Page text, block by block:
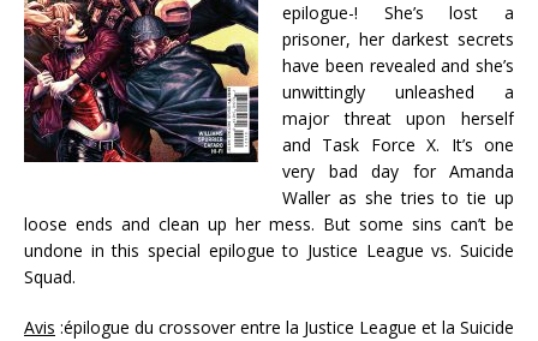
epilogue-! She’s lost a
prisoner, her darkest secrets
have been revealed and she’s
unwittingly unleashed a
major threat upon herself
and Task Force X. It’s one
very bad day for Amanda
Waller as she tries to tie up
loose ends and clean up her mess. But some sins can’t be
undone in this special epilogue to Justice League vs. Suicide
Squad.
Avis :épilogue du crossover entre la Justice League et la Suicide